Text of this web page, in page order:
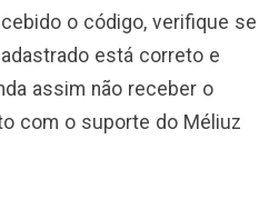
o código, verifique se
está correto e
assim não receber o
com o suporte do Méliuz